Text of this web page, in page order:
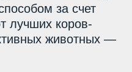
скота
топовых